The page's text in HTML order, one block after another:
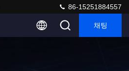
86-15251884557
채팅